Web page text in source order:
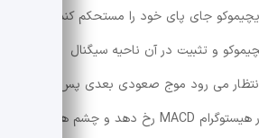
جای پای خود را مستحکم کند.
و تثبیت در آن ناحیه سیگنال
می رود موج صعودی بعدی پس از
یک تقاطع صعودی در هیستوگرام MACD رخ دهد و چشم ها به